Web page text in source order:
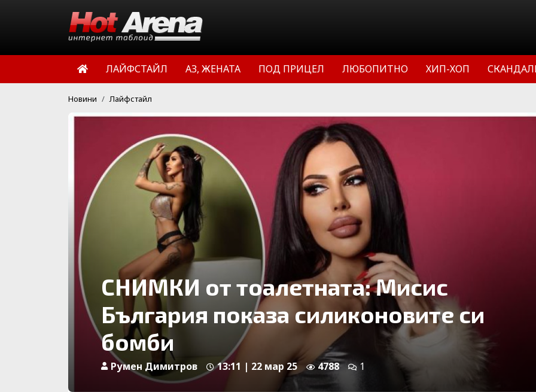
ЛАЙФСТАЙЛ АЗ, ЖЕНАТА ПОД ПРИЦЕЛ ЛЮБОПИТНО ХИП-ХОП
Новини Лайфстайл
СНИМКИ от тоалетната: Мисис
България показа силиконовите си
бомби
Румен Димитров 13:11 | 22 мар 25 4788 1